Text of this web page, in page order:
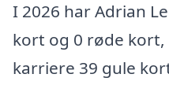
I 2026 har Adrian
kort og 0 røde kort,
karriere 39 gule